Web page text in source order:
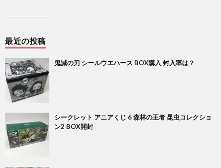
最近の投稿
鬼滅の刃 シールウエハース BOX購入 封入率は？
シークレット アニアくじ 6 森林の王者 昆虫コレクショ
ン2 BOX開封